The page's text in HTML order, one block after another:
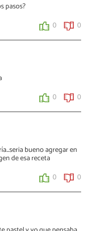
pasos?
0 0
0 0
bueno agregar en
de esa receta
0 0